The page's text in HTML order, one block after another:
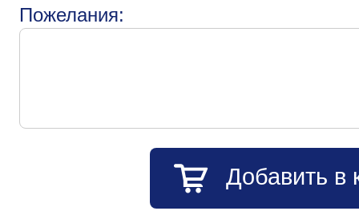
Пожелания:
Добавить в